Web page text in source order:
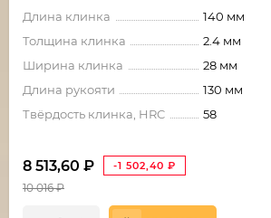
Длина клинка
140 мм
Толщина клинка
2.4 мм
Ширина клинка
28 мм
Длина рукояти
130 мм
Твёрдость клинка, HRC
58
8 513,60 ₽ -1 502,40 ₽
10 016₽